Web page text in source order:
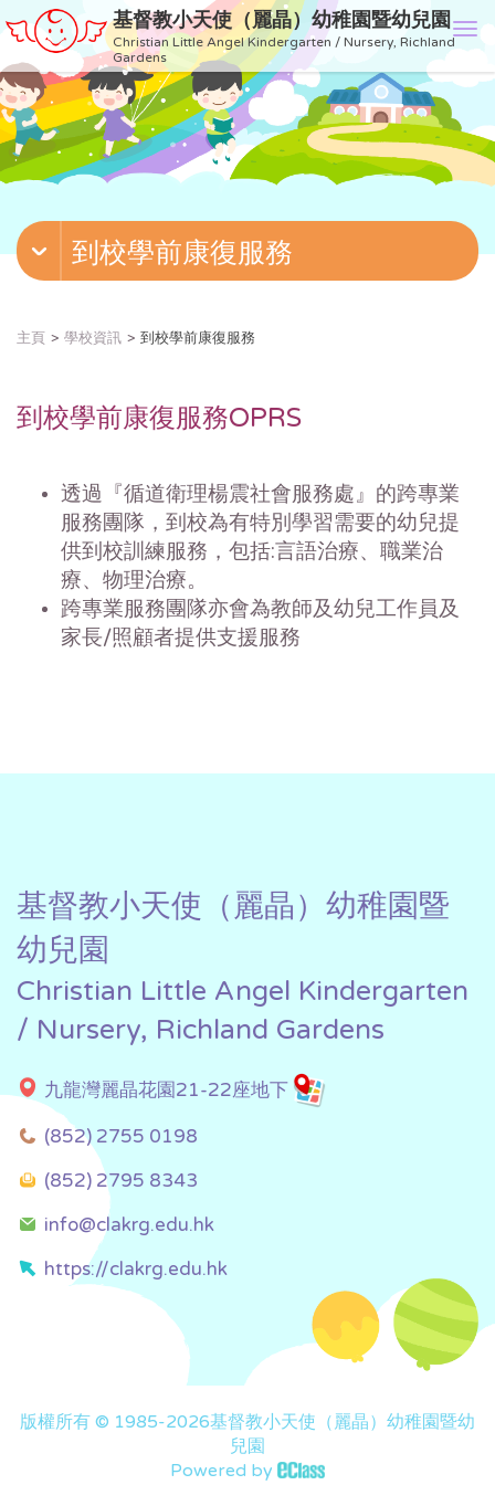
基督教小天使（麗晶）幼稚園暨幼兒園
Christian Little Angel Kindergarten / Nursery, Richland
Gardens
T
o
g
l
e
n
v
g
到校學前康復服務
主頁 學校資訊 到校學前康復服務
到校學前康復服務OPRS
透過『循道衛理楊震社會服務處』的跨專業
服務團隊，到校為有特別學習需要的幼兒提
供到校訓練服務，包括:言語治療、職業治
療、物理治療。
跨專業服務團隊亦會為教師及幼兒工作員及
家長/照顧者提供支援服務
基督教小天使（麗晶）幼稚園暨
幼兒園
Christian Little Angel Kindergarten
/ Nursery, Richland Gardens
九龍灣麗晶花園21-22座地下
(852) 2755 0198
(852) 2795 8343
info@clakrg.edu.hk
https://clakrg.edu.hk
版權所有 © 1985-2026基督教小天使（麗晶）幼稚園暨幼
兒園
Powered by